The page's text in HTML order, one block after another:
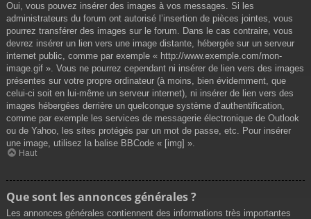
Oui, vous pouvez insérer des images à vos messages. Si les
administrateurs du forum ont autorisé l’insertion de pièces jointes, vous
pourrez transférer des images sur le forum. Dans le cas contraire, vous
devrez insérer un lien vers une image distante, hébergée sur un serveur
internet public, comme par exemple « http://www.exemple.com/mon-
image.gif ». Vous ne pourrez cependant ni insérer de lien vers des images
présentes sur votre propre ordinateur (à moins, bien évidemment, que
celui-ci soit en lui-même un serveur internet), ni insérer de lien vers des
images hébergées derrière un quelconque système d’authentification,
comme par exemple les services de messagerie électronique de Outlook
ou de Yahoo, les sites protégés par un mot de passe, etc. Pour insérer
une image, utilisez la balise BBCode « [img] ».
Haut
Que sont les annonces générales ?
Les annonces générales contiennent des informations très importantes